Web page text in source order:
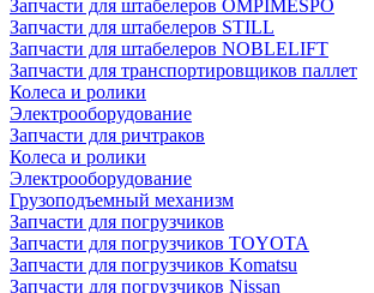
Запчасти для штабелеров OMPIMESPO
Запчасти для штабелеров STILL
Запчасти для штабелеров NOBLELIFT
Запчасти для транспортировщиков паллет
Колеса и ролики
Электрооборудование
Запчасти для ричтраков
Колеса и ролики
Электрооборудование
Грузоподъемный механизм
Запчасти для погрузчиков
Запчасти для погрузчиков TOYOTA
Запчасти для погрузчиков Komatsu
Запчасти для погрузчиков Nissan